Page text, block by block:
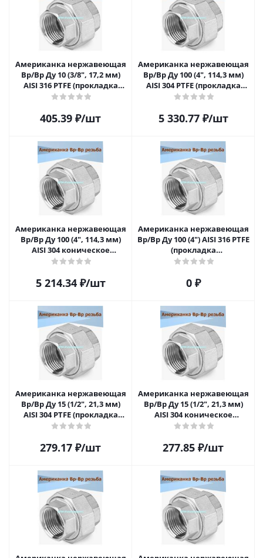
Американка нержавеющая
Вр/Вр Ду 10 (3/8", 17,2 мм)
AISI 316 PTFE (прокладка
фторопластовая)
405.39 ₽/шт
Американка нержавеющая
Вр/Вр Ду 100 (4", 114,3 мм)
AISI 304 PTFE (прокладка
фторопластовая)
5 330.77₽/шт
Американка нержавеющая
Вр/Вр Ду 100 (4", 114,3 мм)
AISI 304 коническое
уплотнение
5 214.34₽/шт
Американка нержавеющая
Вр/Вр Ду 100 (4") AISI 316 PTFE
(прокладка
фторопластовая)
0 ₽
Американка нержавеющая
Вр/Вр Ду 15 (1/2", 21,3 мм)
AISI 304 PTFE (прокладка
фторопластовая)
279.17 ₽/шт
Американка нержавеющая
Вр/Вр Ду 15 (1/2", 21,3 мм)
AISI 304 коническое
уплотнение
277.85 ₽/шт